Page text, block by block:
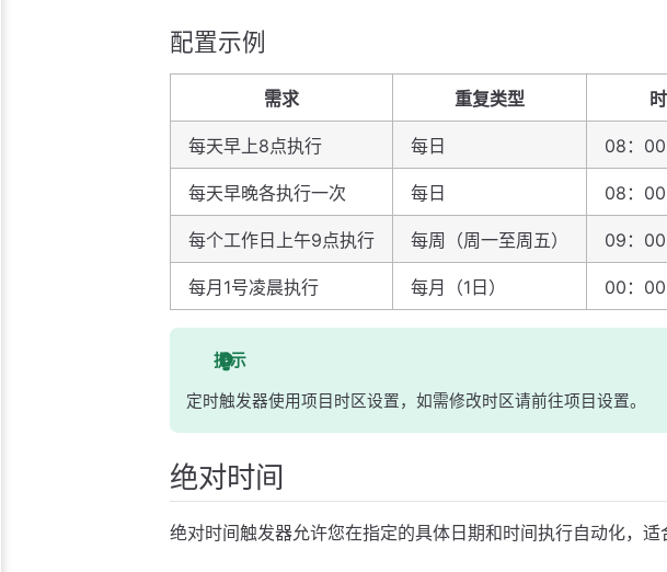
配置示例
需求 重复类型
每天早上8点执行 每日 08：00
每天早晚各执行一次 每日 08：
每个工作日上午9点执行 每周（周一至周五） 09：00
每月1号凌晨执行 每月（1日） 00：00
提示
定时触发器使用项目时区设置，如需修改时区请前往项目设置。
绝对时间
绝对时间触发器允许您在指定的具体日期和时间执行自动化，适